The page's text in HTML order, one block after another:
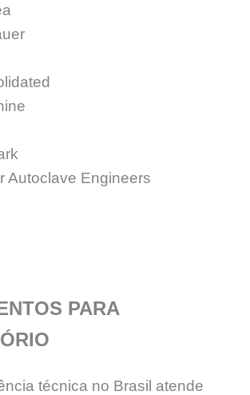
Autoclave Engineers
PARA
técnica no Brasil atende